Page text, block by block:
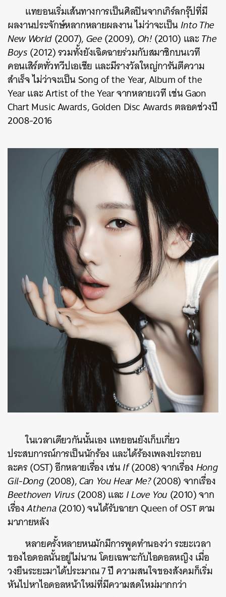
แทยอนเริ่มเส้นทางการเป็นศิลปินจากเกิร์ลกรุ๊ปที่มี
ผลงานประจักษ์หลากหลายผลงาน ไม่ว่าจะเป็นInto The
New World(2007),Gee(2009),Oh!(2010) และThe
Boys(2012) รวมทั้งยังเฉิดฉายร่วมกับสมาชิกบนเวที
คอนเสิร์ตทั่วทวีปเอเชีย และมีรางวัลใหญ่การันตีความ
สำเร็จ ไม่ว่าจะเป็น Song of the Year, Album of the
Year และ Artist of the Year จากหลายเวที เช่น Gaon
Chart Music Awards, Golden Disc Awards ตลอดช่วงปี
2008-2016
ในเวลาเดียวกันนั้นเอง แทยอนยังเก็บเกี่ยว
ประสบการณ์การเป็นนักร้อง และได้ร้องเพลงประกอบ
ละคร (OST) อีกหลายเรื่อง เช่นIf(2008) จากเรื่องHong
Gil-Dong(2008),Can You Hear Me?(2008) จากเรื่อง
Beethoven Virus(2008) และ I Love You (2010) จาก
เรื่องAthena(2010) จนได้รับฉายา Queen of OST ตาม
มาภายหลัง
หลายครั้งหลายหนมักมีการพูดทำนองว่า ระยะเวลา
ของไอดอลนั้นอยู่ไม่นาน โดยเฉพาะกับไอดอลหญิง เมื่อ
วงยืนระยะมาได้ประมาณ 7 ปี ความสนใจของสังคมก็เริ่ม
หันไปหาไอดอลหน้าใหม่ที่มีความสดใหม่มากกว่า